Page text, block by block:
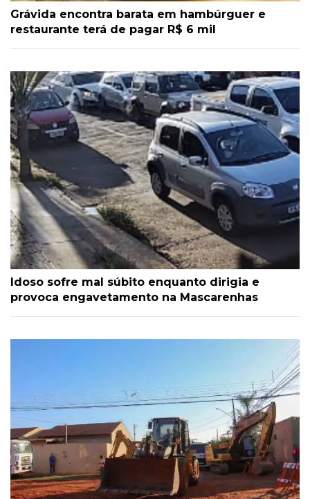
Grávida encontra barata em hambúrguer e
restaurante terá de pagar R$ 6 mil
Idoso sofre mal súbito enquanto dirigia e
provoca engavetamento na Mascarenhas